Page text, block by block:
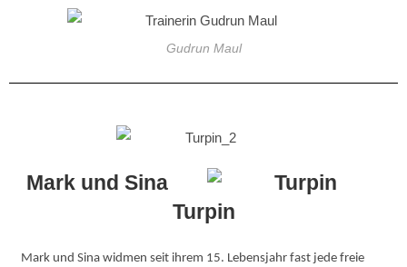
Gudrun Maul
Mark und Sina
Turpin
Mark und Sina widmen seit ihrem 15. Lebensjahr fast jede freie